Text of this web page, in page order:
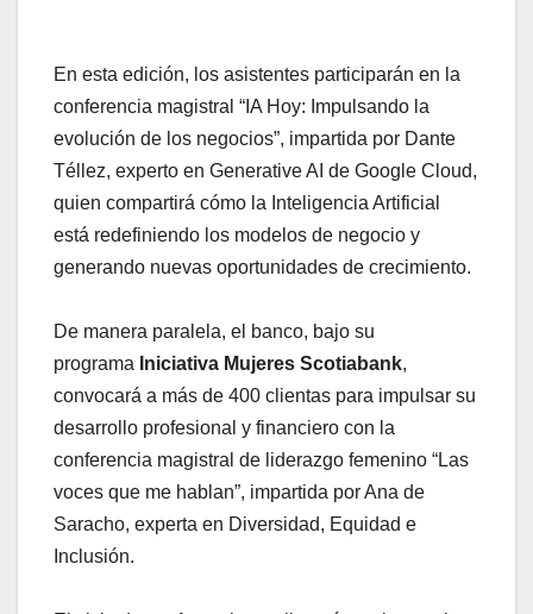
En esta edición, los asistentes participarán en la
conferencia magistral “IA Hoy: Impulsando la
evolución de los negocios”, impartida por Dante
Téllez, experto en Generative AI de Google Cloud,
quien compartirá cómo la Inteligencia Artificial
está redefiniendo los modelos de negocio y
generando nuevas oportunidades de crecimiento.
De manera paralela, el banco, bajo su
programa Iniciativa Mujeres Scotiabank,
convocará a más de 400 clientas para impulsar su
desarrollo profesional y financiero con la
conferencia magistral de liderazgo femenino “Las
voces que me hablan”, impartida por Ana de
Saracho, experta en Diversidad, Equidad e
Inclusión.